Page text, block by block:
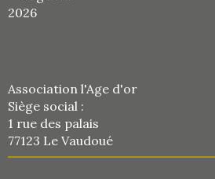
Association l'Age d'or
Siège social :
1 rue des palais
77123 Le Vaudoué